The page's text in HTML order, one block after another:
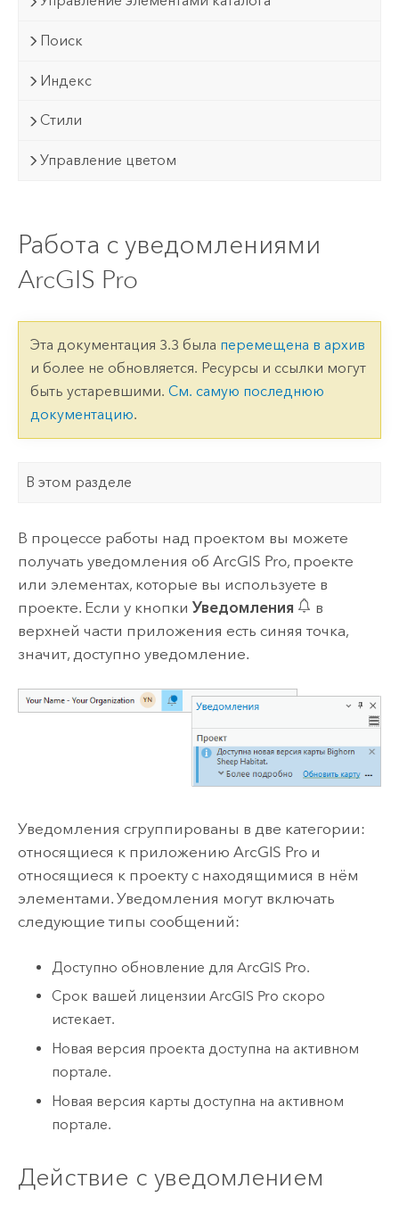
Поиск
Индекс
Стили
Управление цветом
Работа с уведомлениями
ArcGIS Pro
Эта документация 3.3 была перемещена в архив
и более не обновляется. Ресурсы и ссылки могут
быть устаревшими. См. самую последнюю
документацию.
В этом разделе
В процессе работы над проектом вы можете
получать уведомления об ArcGIS Pro, проекте
или элементах, которые вы используете в
проекте. Если у кнопки Уведомления
в
верхней части приложения есть синяя точка,
значит, доступно уведомление.
Уведомления сгруппированы в две категории:
относящиеся к приложению ArcGIS Proи
относящиеся к проекту с находящимися в нём
элементами. Уведомления могут включать
следующие типы сообщений:
Доступно обновление дляArcGIS Pro.
Срок вашей лицензииArcGIS Pro скоро
истекает.
Новая версия проекта доступна на активном
портале.
Новая версия карты доступна на активном
портале.
Действие с уведомлением